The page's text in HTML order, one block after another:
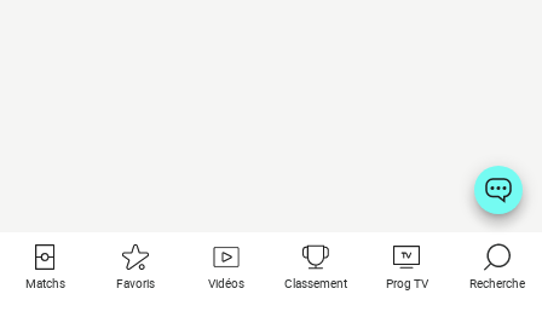
Matchs Favoris Vidéos Classement Prog TV Recherche